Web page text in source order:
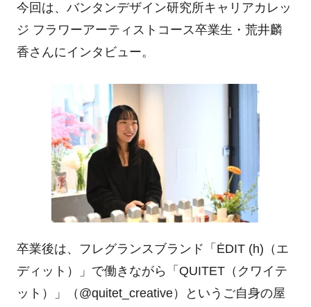
今回は、バンタンデザイン研究所キャリアカレッ
ジ フラワーアーティストコース卒業生・荒井麟
香さんにインタビュー。
卒業後は、フレグランスブランド「 ĖDIT (h) （エ
ディット）」で働きながら「 QUITET（クワイテ
ット）」（ @quitet_creative）というご自身の屋